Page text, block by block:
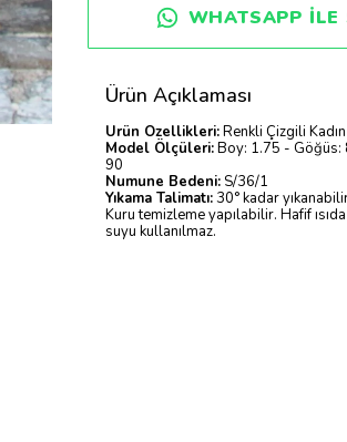
WHATSAPP ILE
Ürün Açıklaması
Ürün Özellikleri:Renkli Çizgili
Model Ölçüleri:Boy: 1.75 - Göğüs:
90
Numune Bedeni: S/36/1
Yıkama Talimatı:30° kadar
Kuru temizleme yapılabilir. Hafif
suyu kullanılmaz.